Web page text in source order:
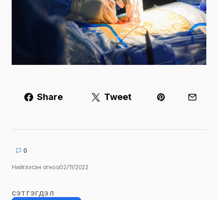
Share Tweet
0
Нийтлэсэн огноо02/11/2022
СЭТГЭГДЭЛ